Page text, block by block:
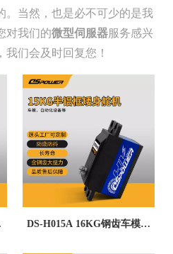
。当然，也是必不可少的是我
对我们的微型伺服器服务感兴
们会及时回复您！
DS-H015A 16KG钢齿车模矮